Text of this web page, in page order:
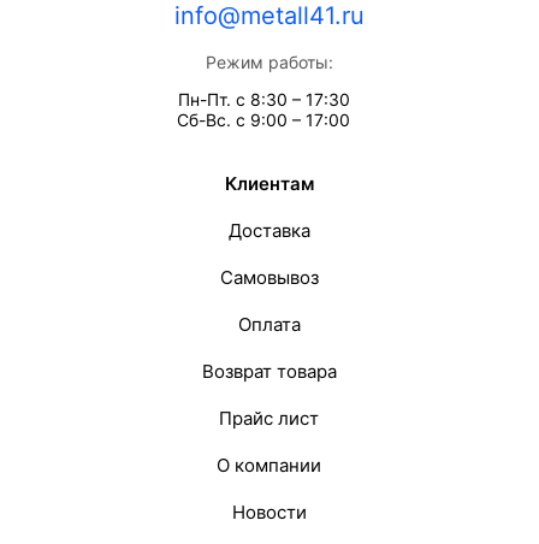
info@metall41.ru
Режим работы:
Пн-Пт. с 8:30 – 17:30
Сб-Вс. с 9:00 – 17:00
Клиентам
Доставка
Самовывоз
Оплата
Возврат товара
Прайс лист
О компании
Новости